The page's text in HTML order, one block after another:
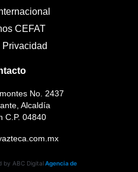
CEFAT
No. 2437
Alcaldía
C.P. 04840
by ABC Digital Agencia de